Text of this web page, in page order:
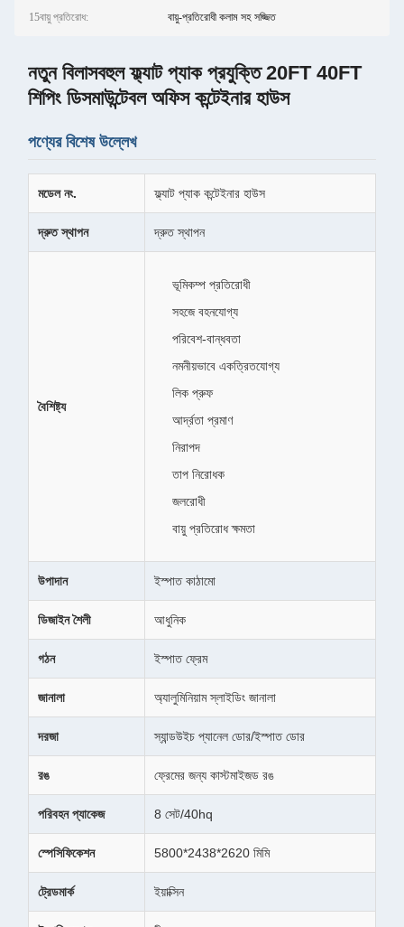
15বায়ু প্রতিরোধ: বায়ু-প্রতিরোধী কলাম সহ সজ্জিত
নতুন বিলাসবহুল ফ্ল্যাট প্যাক প্রযুক্তি 20FT 40FT
শিপিং ডিসমাউন্টেবল অফিস কন্টেইনার হাউস
পণ্যের বিশেষ উল্লেখ
মডেল নং. ফ্ল্যাট প্যাক কন্টেইনার হাউস
দ্রুত স্থাপন দ্রুত স্থাপন
বৈশিষ্ট্য
ভূমিকম্প প্রতিরোধী
সহজে বহনযোগ্য
পরিবেশ-বান্ধবতা
নমনীয়ভাবে একত্রিতযোগ্য
লিক প্রুফ
আর্দ্রতা প্রমাণ
নিরাপদ
তাপ নিরোধক
জলরোধী
বায়ু প্রতিরোধ ক্ষমতা
উপাদান ইস্পাত কাঠামো
ডিজাইন শৈলী আধুনিক
গঠন ইস্পাত ফ্রেম
জানালা অ্যালুমিনিয়াম স্লাইডিং জানালা
দরজা স্যান্ডউইচ প্যানেল ডোর/ইস্পাত ডোর
রঙ ফ্রেমের জন্য কাস্টমাইজড রঙ
পরিবহন প্যাকেজ 8 সেট/40hq
স্পেসিফিকেশন 5800*2438*2620 মিমি
ট্রেডমার্ক ইয়াক্সিন